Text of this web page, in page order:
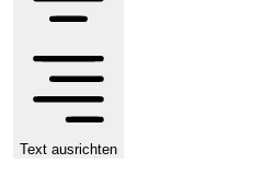
Text ausrichten